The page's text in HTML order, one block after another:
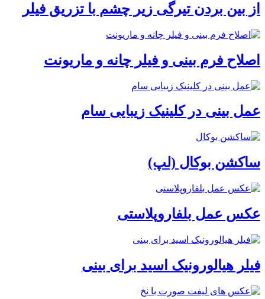
از بین بردن تیرگی زیر چشم با تزریق فیلر
اصلاح فرم بینی و فیلر چانه و ماریونت
عمل بینی در کلینیک زیبایی سام
ساکشن بوکال (لپ)
عکس عمل بلفاروپلاستی
فیلر هیالورونیک اسید برای بینی